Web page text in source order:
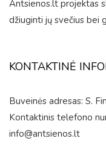
Antsienos.lt projektas
džiuginti jų svečius bei
KONTAKTINĖ
Buveinės adresas: S.
Kontaktinis telefono
info@antsienos.lt